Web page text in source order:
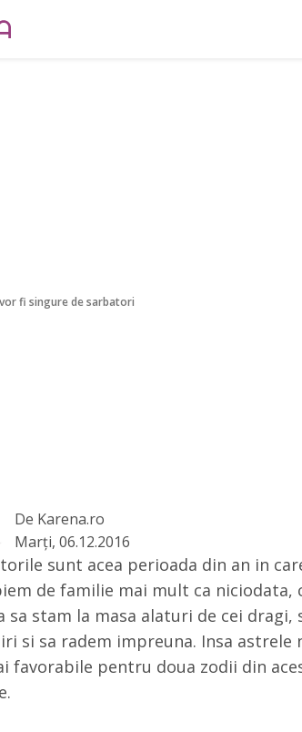
fi singure de sarbatori
De Karena.ro
Marţi, 06.12.2016
sunt acea perioada din an in
de familie mai mult ca niciodata,
sa stam la masa alaturi de cei dragi,
si sa radem impreuna. Insa astrele
favorabile pentru doua zodii din